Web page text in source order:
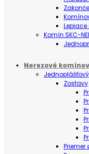
Komín SKC-
Nerezové
Zostavy
Priemer